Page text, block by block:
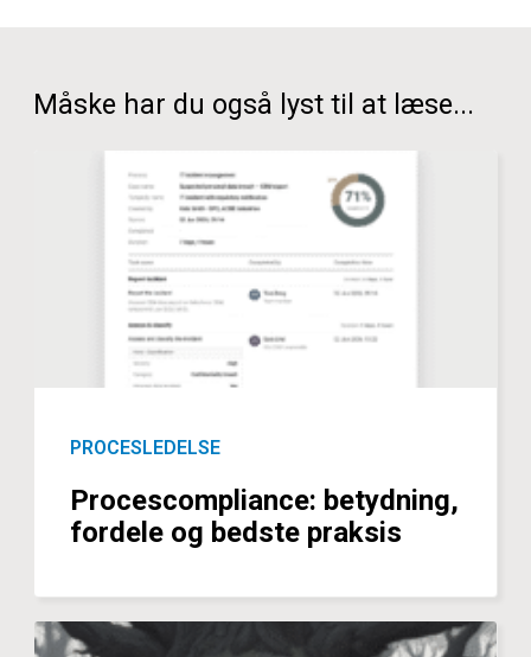
Måske har du også lyst til at læse...
PROCESLEDELSE
Procescompliance: betydning,
fordele og bedste praksis